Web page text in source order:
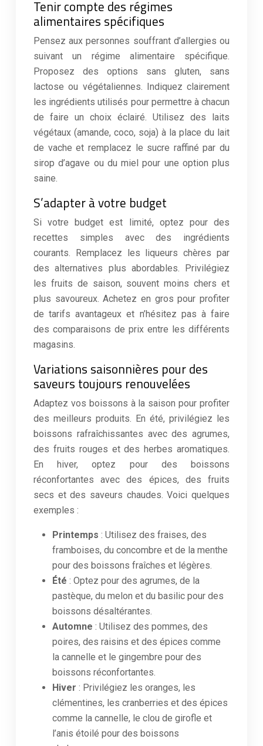
Tenir compte des régimes
alimentaires spécifiques
Pensez aux personnes souffrant d’allergies ou
suivant un régime alimentaire spécifique.
Proposez des options sans gluten, sans
lactose ou végétaliennes. Indiquez clairement
les ingrédients utilisés pour permettre à chacun
de faire un choix éclairé. Utilisez des laits
végétaux (amande, coco, soja) à la place du lait
de vache et remplacez le sucre raffiné par du
sirop d’agave ou du miel pour une option plus
saine.
S’adapter à votre budget
Si votre budget est limité, optez pour des
recettes simples avec des ingrédients
courants. Remplacez les liqueurs chères par
des alternatives plus abordables. Privilégiez
les fruits de saison, souvent moins chers et
plus savoureux. Achetez en gros pour profiter
de tarifs avantageux et n’hésitez pas à faire
des comparaisons de prix entre les différents
magasins.
Variations saisonnières pour des
saveurs toujours renouvelées
Adaptez vos boissons à la saison pour profiter
des meilleurs produits. En été, privilégiez les
boissons rafraîchissantes avec des agrumes,
des fruits rouges et des herbes aromatiques.
En hiver, optez pour des boissons
réconfortantes avec des épices, des fruits
secs et des saveurs chaudes. Voici quelques
exemples :
Printemps : Utilisez des fraises, des
framboises, du concombre et de la menthe
pour des boissons fraîches et légères.
Été : Optez pour des agrumes, de la
pastèque, du melon et du basilic pour des
boissons désaltérantes.
Automne : Utilisez des pommes, des
poires, des raisins et des épices comme
la cannelle et le gingembre pour des
boissons réconfortantes.
Hiver : Privilégiez les oranges, les
clémentines, les cranberries et des épices
comme la cannelle, le clou de girofle et
l’anis étoilé pour des boissons